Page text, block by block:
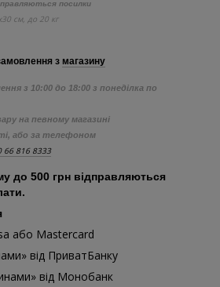
посилки
см, до 20 кг
з магазину
з 10:00 до 18:00 з понеділка по
на певному магазині
або за телефоном
66 816 8333
до 500 грн відправляються
або Mastercard
від ПриватБанку
від Монобанк